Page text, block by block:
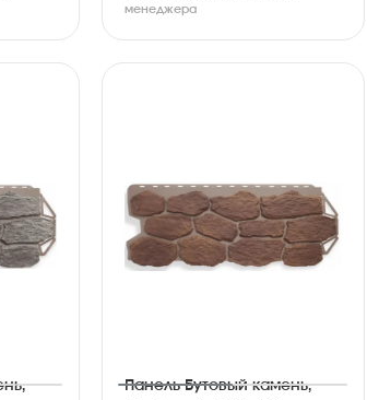
менеджера
Панель Бутовый камень,